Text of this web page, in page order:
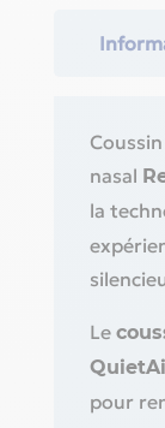
nasal
la
Le
pour